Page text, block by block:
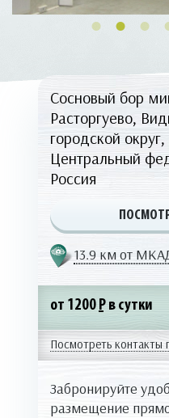
Сосновый бор
Расторгуево,
городской
Центральный
Россия
13.9 км от
от 1200 Р в сутки
Посмотреть контакты
Забронируйте
размещение